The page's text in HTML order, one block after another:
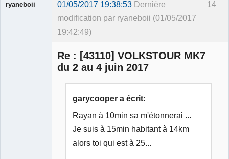
14
ryaneboii 01/05/2017 19:38:53 Dernière
modification par ryaneboii (01/05/2017
19:42:49)
Re : [43110] VOLKSTOUR MK7
du 2 au 4 juin 2017
garycooper a écrit:
Rayan à 10min sa m'étonnerai ...
Je suis à 15min habitant à 14km
alors toi qui est à 25...